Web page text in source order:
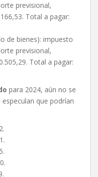
previsional,
Total a pagar:
de bienes): impuesto
previsional,
Total a pagar:
para 2024, aún no se
que podrían